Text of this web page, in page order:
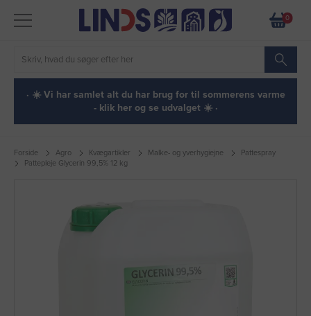
0
· ☀️ Vi har samlet alt du har brug for til sommerens varme
- klik her og se udvalget ☀️ ·
Forside Agro Kvægartikler Malke- og yverhygiejne
Pattespray
Pattepleje Glycerin 99,5% 12 kg